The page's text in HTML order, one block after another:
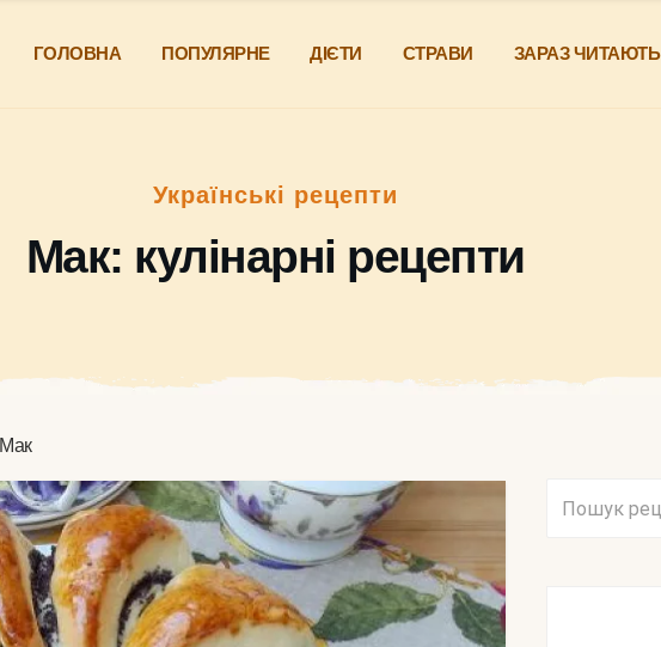
ГОЛОВНА ПОПУЛЯРНЕ ДІЄТИ СТРАВИ ЗАРАЗ ЧИТАЮТЬ
Українські рецепти
Мак: кулінарні рецепти
Мак